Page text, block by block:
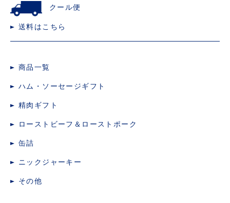
クール便
送料はこちら
商品一覧
ハム・ソーセージギフト
精肉ギフト
ローストビーフ＆ローストポーク
缶詰
ニックジャーキー
その他